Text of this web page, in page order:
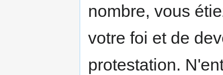
nombre, vous
votre foi et de
protestation.